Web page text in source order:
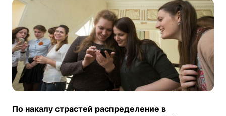
По накалу страстей распределение в